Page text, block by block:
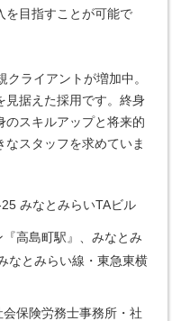
を目指すことが可能で
ライアントが増加中。
見据えた採用です。終身
のスキルアップと将来的
スタッフを求めていま
みなとみらいTAビル
高島町駅』、みなとみ
なとみらい線・東急東横
保険労務士事務所・社